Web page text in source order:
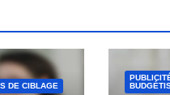
DE CIBLAGE